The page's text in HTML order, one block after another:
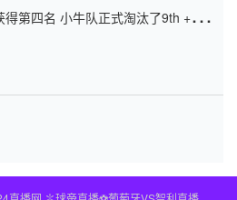
第四名 小牛队正式淘汰了9th + 76